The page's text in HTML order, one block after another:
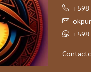
+598
+598
Contacto